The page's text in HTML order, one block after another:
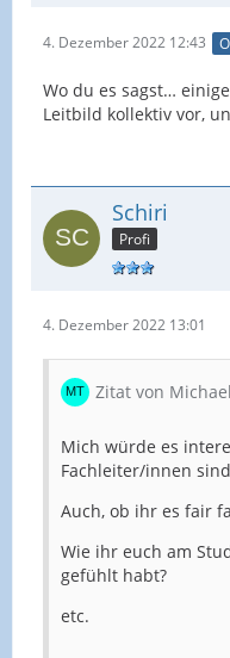
4. Dezember 2022 12:43
Wo du es sagst…
Leitbild kollektiv vor,
Schiri
Profi
4. Dezember 2022 13:01
Zitat von
Mich würde es
Fachleiter/innen
Auch, ob ihr es fair
Wie ihr euch am
gefühlt habt?
etc.